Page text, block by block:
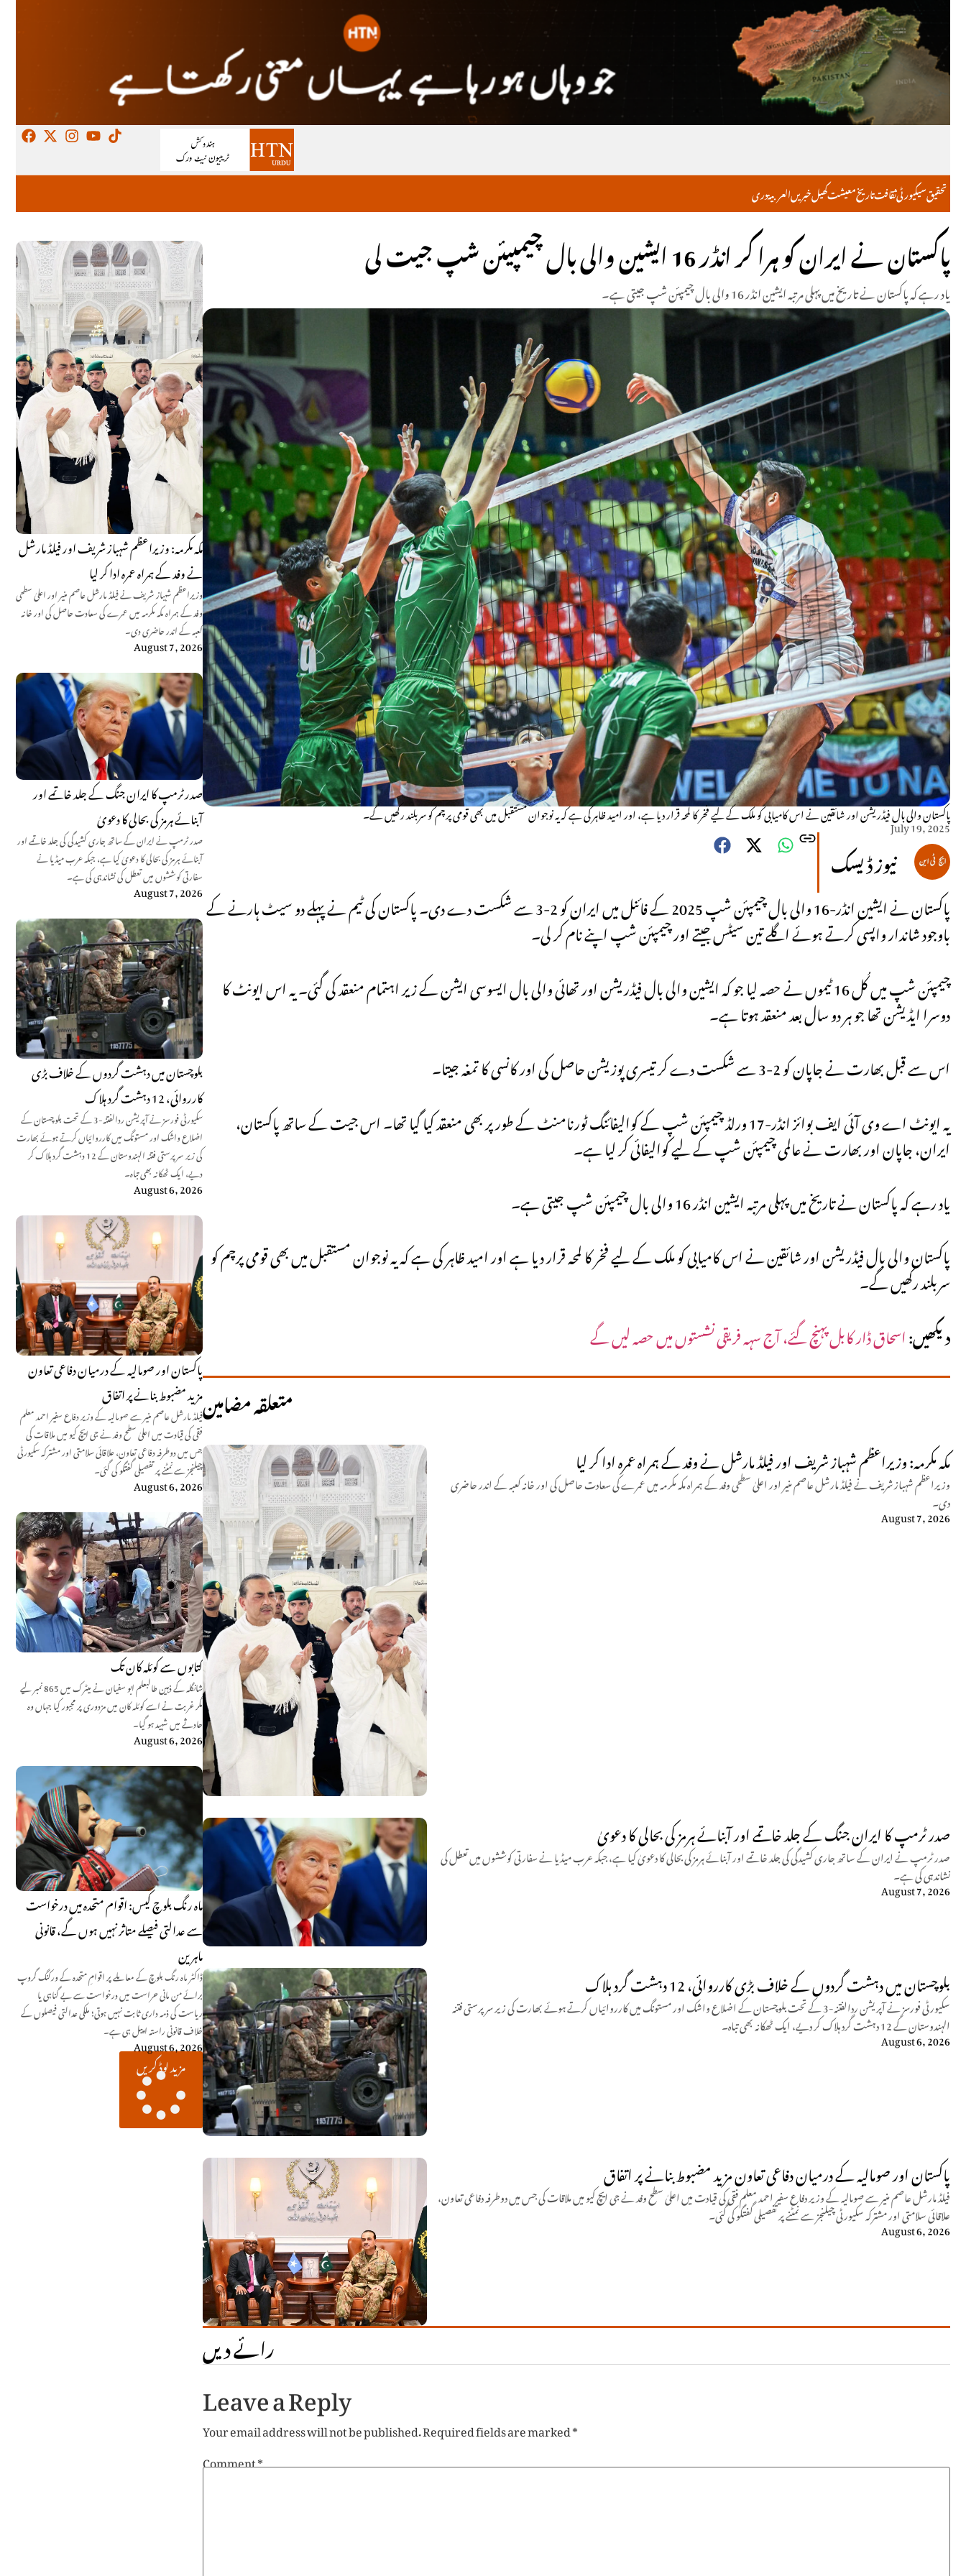
خبریںکھیلمعیشتتاریخثقافتسیکیورٹیتحقیق دریالعربية
مکہ مکرمہ: وزیراعظم شہباز شریف اور فیلڈ مارشل
نے وفد کے ہمراہ عمرہ ادا کر لیا
وزیراعظم شہباز شریف نے فیلڈ مارشل عاصم منیر اور اعلیٰ سطحی
وفد کے ہمراہ مکہ مکرمہ میں عمرے کی سعادت حاصل کی اور خانہ
کعبہ کے اندر حاضری دی۔
August 7, 2026
صدر ٹرمپ کا ایران جنگ کے جلد خاتمے اور
آبنائے ہرمز کی بحالی کا دعویٰ
صدر ٹرمپ نے ایران کے ساتھ جاری کشیدگی کی جلد خاتمے اور
آبنائے ہرمز کی بحالی کا دعویٰ کیا ہے، جبکہ عرب میڈیا نے
سفارتی کوششوں میں تعطل کی نشاندہی کی ہے۔
August 7, 2026
بلوچستان میں دہشت گردوں کے خلاف بڑی
کارروائی، 12 دہشت گرد ہلاک
سکیورٹی فورسز نے آپریشن ردالفتنہ-3 کے تحت بلوچستان کے
اضلاع واشک اور مستونگ میں کارروائیاں کرتے ہوئے بھارت
کی زیر سرپرستی فتنہ الہندوستان کے 12 دہشت گرد ہلاک کر
دیے، ایک ٹھکانہ بھی تباہ۔
August 6, 2026
پاکستان اور صومالیہ کے درمیان دفاعی تعاون
مزید مضبوط بنانے پر اتفاق
فیلڈ مارشل عاصم منیر سے صومالیہ کے وزیر دفاع سفیر احمد معلم
فقی کی قیادت میں اعلیٰ سطح وفد نے جی ایچ کیو میں ملاقات کی
جس میں دوطرفہ دفاعی تعاون، علاقائی سلامتی اور مشترکہ سکیورٹی
چیلنجز سے نمٹنے پر تفصیلی گفتگو کی گئی۔
August 6, 2026
کتابوں سے کوئلہ کان تک
شانگلہ کے ذہین طالبعلم ابو سفیان نے میٹرک میں 865 نمبر لیے
مگر غربت نے اسے کوئلہ کان میں مزدوری پر مجبور کیا جہاں وہ
حادثے میں شہید ہو گیا۔
August 6, 2026
ماہ رنگ بلوچ کیس: اقوام متحدہ میں درخواست
سے عدالتی فیصلے متاثر نہیں ہوں گے، قانونی
ماہرین
ڈاکٹر ماہ رنگ بلوچ کے معاملے پر اقوامِ متحدہ کے ورکنگ گروپ
برائے من مانی حراست میں درخواست سے بے گناہی یا
ریاست کی ذمہ داری ثابت نہیں ہوتی؛ ملکی عدالتی فیصلوں کے
خلاف قانونی راستہ اپیل ہی ہے۔
August 6, 2026
مزید لوڈ کریں
پاکستان نے ایران کو ہرا کر انڈر 16 ایشین والی بال چیمپیئن شپ جیت لی
یاد رہے کہ پاکستان نے تاریخ میں پہلی مرتبہ ایشین انڈر 16 والی بال چیمپئن شپ جیتی ہے۔
پاکستان والی بال فیڈریشن اور شائقین نے اس کامیابی کو ملک کے لیے فخر کا لمحہ قرار دیا ہے، اور امید ظاہر کی ہے کہ یہ نوجوان مستقبل میں بھی قومی پرچم کو سربلند رکھیں گے۔
July 19, 2025
نیوز ڈیسک
پاکستان نے ایشین انڈر-16 والی بال چیمپئن شپ 2025 کے فائنل میں ایران کو 2-3 سے شکست دے دی۔ پاکستان کی ٹیم نے پہلے دو سیٹ ہارنے کے
باوجود شاندار واپسی کرتے ہوئے اگلے تین سیٹس جیتے اور چیمپئن شپ اپنے نام کر لی۔
چیمپئن شپ میں کُل 16 ٹیموں نے حصہ لیا جو کہ ایشین والی بال فیڈریشن اور تھائی والی بال ایسوسی ایشن کے زیر اہتمام منعقد کی گئی۔ یہ اس ایونٹ کا
دوسرا ایڈیشن تھا جو ہر دو سال بعد منعقد ہوتا ہے۔
اس سے قبل بھارت نے جاپان کو 2-3 سے شکست دے کر تیسری پوزیشن حاصل کی اور کانسی کا تمغہ جیتا۔
یہ ایونٹ اے وی آئی ایف بوائز انڈر-17 ورلڈ چیمپئن شپ کے کوالیفائنگ ٹورنامنٹ کے طور پر بھی منعقد کیا گیا تھا۔ اس جیت کے ساتھ پاکستان،
ایران، جاپان اور بھارت نے عالمی چیمپئن شپ کے لیے کوالیفائی کر لیا ہے۔
یاد رہے کہ پاکستان نے تاریخ میں پہلی مرتبہ ایشین انڈر 16 والی بال چیمپئن شپ جیتی ہے۔
پاکستان والی بال فیڈریشن اور شائقین نے اس کامیابی کو ملک کے لیے فخر کا لمحہ قرار دیا ہے اور امید ظاہر کی ہے کہ یہ نوجوان مستقبل میں بھی قومی پرچم کو
سربلند رکھیں گے۔
دیکھیں:اسحاق ڈار کابل پہنچ گئے، آج سہہ فریقی نشستوں میں حصہ لیں گے
متعلقہ مضامین
مکہ مکرمہ: وزیراعظم شہباز شریف اور فیلڈ مارشل نے وفد کے ہمراہ عمرہ ادا کر لیا
وزیراعظم شہباز شریف نے فیلڈ مارشل عاصم منیر اور اعلیٰ سطحی وفد کے ہمراہ مکہ مکرمہ میں عمرے کی سعادت حاصل کی اور خانہ کعبہ کے اندر حاضری
دی۔
August 7, 2026
صدر ٹرمپ کا ایران جنگ کے جلد خاتمے اور آبنائے ہرمز کی بحالی کا دعویٰ
صدر ٹرمپ نے ایران کے ساتھ جاری کشیدگی کی جلد خاتمے اور آبنائے ہرمز کی بحالی کا دعویٰ کیا ہے، جبکہ عرب میڈیا نے سفارتی کوششوں میں تعطل کی
نشاندہی کی ہے۔
August 7, 2026
بلوچستان میں دہشت گردوں کے خلاف بڑی کارروائی، 12 دہشت گرد ہلاک
سکیورٹی فورسز نے آپریشن ردالفتنہ-3 کے تحت بلوچستان کے اضلاع واشک اور مستونگ میں کارروائیاں کرتے ہوئے بھارت کی زیر سرپرستی فتنہ
الہندوستان کے 12 دہشت گرد ہلاک کر دیے، ایک ٹھکانہ بھی تباہ۔
August 6, 2026
پاکستان اور صومالیہ کے درمیان دفاعی تعاون مزید مضبوط بنانے پر اتفاق
فیلڈ مارشل عاصم منیر سے صومالیہ کے وزیر دفاع سفیر احمد معلم فقی کی قیادت میں اعلیٰ سطح وفد نے جی ایچ کیو میں ملاقات کی جس میں دوطرفہ دفاعی تعاون،
علاقائی سلامتی اور مشترکہ سکیورٹی چیلنجز سے نمٹنے پر تفصیلی گفتگو کی گئی۔
August 6, 2026
رائے دیں
Leave a Reply
Your email address will not be published.Required fields are marked*
Comment*